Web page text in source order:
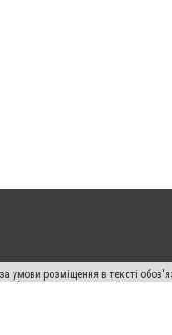
умови розміщення в тексті
або в якості джерела.